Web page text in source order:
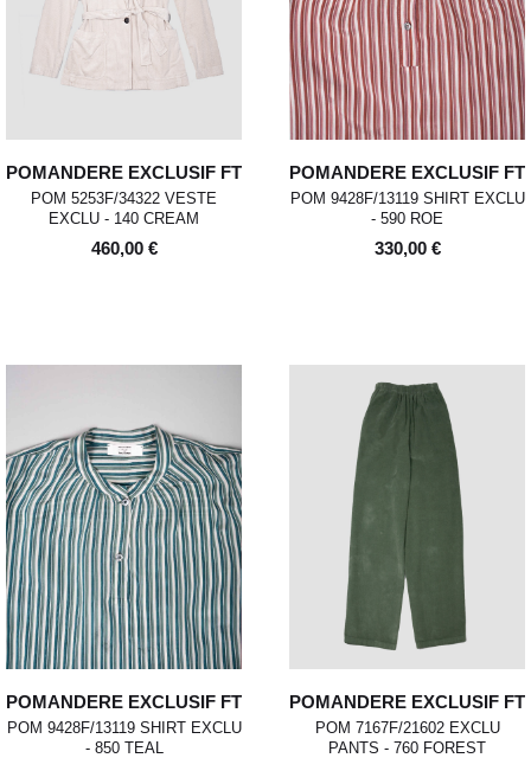
POMANDERE EXCLUSIF FT
POM 5253F/34322 VESTE
EXCLU - 140 CREAM
460,00 €
POMANDERE EXCLUSIF FT
POM 9428F/13119 SHIRT EXCLU
- 590 ROE
330,00 €
POMANDERE EXCLUSIF FT
POM 9428F/13119 SHIRT EXCLU
- 850 TEAL
POMANDERE EXCLUSIF FT
POM 7167F/21602 EXCLU
PANTS - 760 FOREST